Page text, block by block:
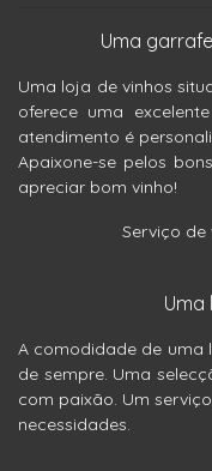
Uma
Uma loja de vinhos
oferece uma
atendimento é
Apaixone-se pelos
apreciar bom vinho!
Serviço de
Uma
A comodidade de uma
de sempre. Uma
com paixão. Um
necessidades.